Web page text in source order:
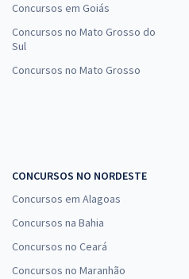
Concursos em Goiás
Concursos no Mato Grosso do
Sul
Concursos no Mato Grosso
CONCURSOS NO NORDESTE
Concursos em Alagoas
Concursos na Bahia
Concursos no Ceará
Concursos no Maranhão